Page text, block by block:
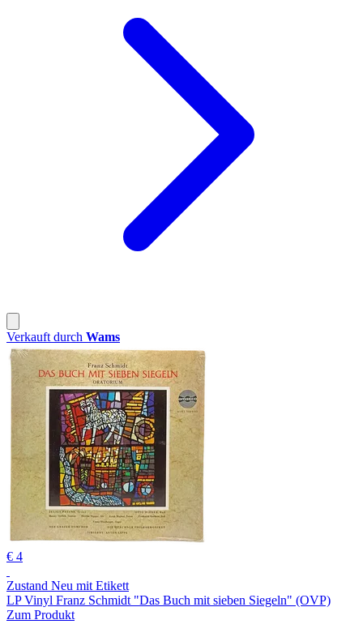
Verkauft durch Wams
€ 4
Zustand Neu mit Etikett
LP Vinyl Franz Schmidt "Das Buch mit sieben Siegeln" (OVP)
Zum Produkt